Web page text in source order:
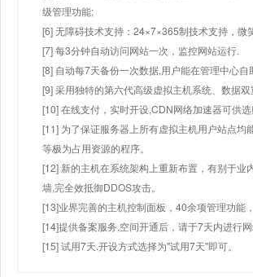
级管理功能;
[6] 无障碍技术支持：24×7×365制技术支持，微
[7] 每3分钟自动访问网站一次，监控网站运行.
[8] 自动每7天备份一次数据,用户能在管理中心自
[9] 采用独特的第六代高级虚拟主机系统、数据
[10] 在线支付，实时开设,CDN网络加速器可供
[11] 为了保证服务器上所有虚拟主机用户站点
等极为占用资源的程序。
[12] 新的主机在系统架构上重新布置，有别于
墙,完全效抵御DDOS攻击。
[13]业界完善的主机控制面板，40余项管理功能
[14]提供备案服务,空间开通后，请于7天内进行网
[15] 试用7天.开设方式选择为"试用7天"即可。